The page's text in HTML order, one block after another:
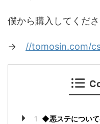
僕から購入してくだ
→ //tomosin.com/
1 ◆悪ステについ